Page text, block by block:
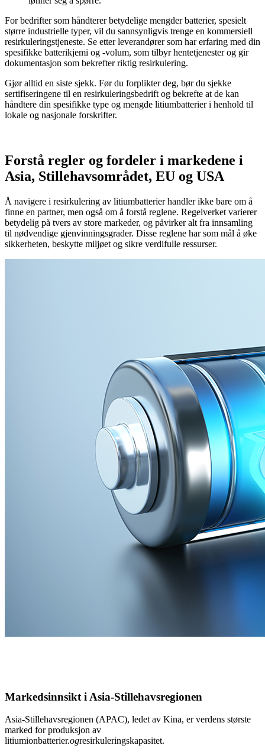
For bedrifter som håndterer betydelige mengder batterier, spesielt
større industrielle typer, vil du sannsynligvis trenge en kommersiell
resirkuleringstjeneste. Se etter leverandører som har erfaring med din
spesifikke batterikjemi og -volum, som tilbyr hentetjenester og gir
dokumentasjon som bekrefter riktig resirkulering.
Gjør alltid en siste sjekk. Før du forplikter deg, bør du sjekke
sertifiseringene til en resirkuleringsbedrift og bekrefte at de kan
håndtere din spesifikke type og mengde litiumbatterier i henhold til
lokale og nasjonale forskrifter.
Forstå regler og fordeler i markedene i
Asia, Stillehavsområdet, EU og USA
Å navigere i resirkulering av litiumbatterier handler ikke bare om å
finne en partner, men også om å forstå reglene. Regelverket varierer
betydelig på tvers av store markeder, og påvirker alt fra innsamling
til nødvendige gjenvinningsgrader. Disse reglene har som mål å øke
sikkerheten, beskytte miljøet og sikre verdifulle ressurser.
Markedsinnsikt i Asia-Stillehavsregionen
Asia-Stillehavsregionen (APAC), ledet av Kina, er verdens største
marked for produksjon av
litiumionbatterier.ogresirkuleringskapasitet.